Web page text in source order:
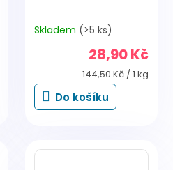
Skladem (>5 ks)
28,90 Kč
Měrná
cena:
144,50 Kč / 1 kg
Do košíku